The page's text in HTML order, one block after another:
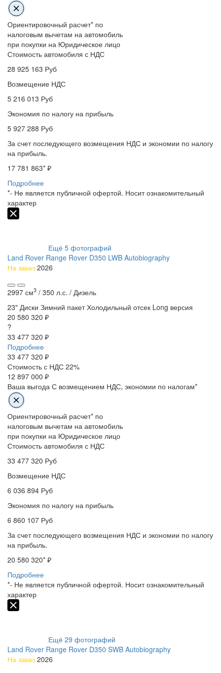
Ориентировочный расчет* по
налоговым вычетам на автомобиль
при покупки на Юридическое лицо
Стоимость автомобиля с НДС
28 925 163 Руб
Возмещение НДС
5 216 013 Руб
Экономия по налогу на прибыль
5 927 288 Руб
За счет последующего возмещения НДС и экономии по налогу
на прибыль.
17 781 863* ₽
Подробнее
*- Не является публичной офертой. Носит ознакомительный
характер
Ещё 5 фотографий
Land Rover Range Rover D350 LWB Autobiography
На заказ 2026
2997 см3 / 350 л.с. / Дизель
23" Диски Зимний пакет Холодильный отсек Long версия
20 580 320 ₽
?
33 477 320 ₽
Подробнее
33 477 320 ₽
Стоимость с НДС 22%
12 897 000 ₽
Ваша выгода С возмещением НДС, экономии по налогам*
Ориентировочный расчет* по
налоговым вычетам на автомобиль
при покупки на Юридическое лицо
Стоимость автомобиля с НДС
33 477 320 Руб
Возмещение НДС
6 036 894 Руб
Экономия по налогу на прибыль
6 860 107 Руб
За счет последующего возмещения НДС и экономии по налогу
на прибыль.
20 580 320* ₽
Подробнее
*- Не является публичной офертой. Носит ознакомительный
характер
Ещё 29 фотографий
Land Rover Range Rover D350 SWB Autobiography
На заказ 2026